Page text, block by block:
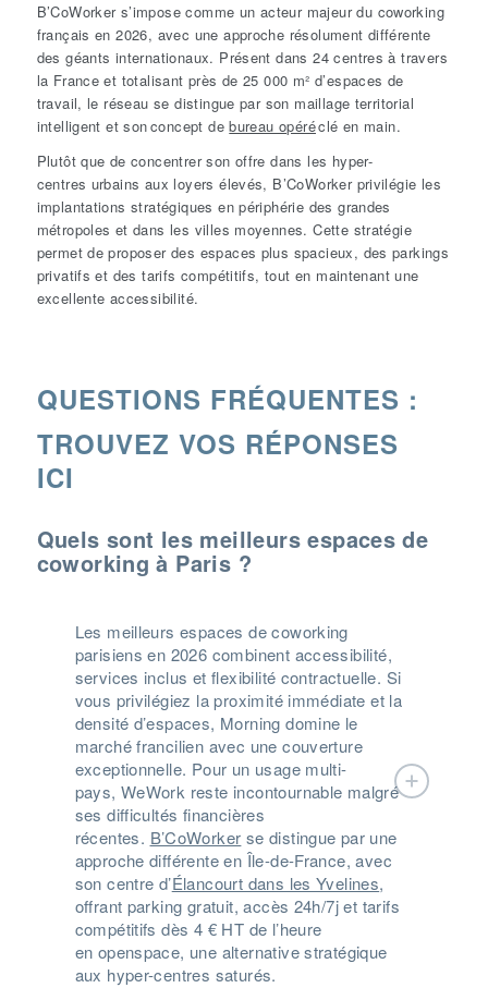
B’CoWorker s’impose comme un acteur majeur du coworking
français en 2026, avec une approche résolument différente
des géants internationaux. Présent dans 24 centres à travers
la France et totalisant près de 25 000 m² d’espaces de
travail, le réseau se distingue par son maillage territorial
intelligent et son concept debureau opéréclé en main.
Plutôt que de concentrer son offre dans les hyper-
centres urbains aux loyers élevés, B’CoWorker privilégie les
implantations stratégiques en périphérie des grandes
métropoles et dans les villes moyennes. Cette stratégie
permet de proposer des espaces plus spacieux, des parkings
privatifs et des tarifs compétitifs, tout en maintenant une
excellente accessibilité.
QUESTIONS FRÉQUENTES :
TROUVEZ VOS RÉPONSES
ICI
Quels sont les meilleurs espaces de
coworking à Paris ?
Les meilleurs espaces de coworking
parisiens en 2026 combinent accessibilité,
services inclus et flexibilité contractuelle. Si
vous privilégiez la proximité immédiate et la
densité d’espaces, Morning domine le
marché francilien avec une couverture
exceptionnelle. Pour un usage multi-
pays, WeWork reste incontournable malgré
ses difficultés financières
récentes. B’CoWorker se distingue par une
approche différente en Île-de-France, avec
son centre d’Élancourt dans les Yvelines,
offrant parking gratuit, accès 24h/7j et tarifs
compétitifs dès 4 € HT de l’heure
en openspace, une alternative stratégique
aux hyper-centres saturés.